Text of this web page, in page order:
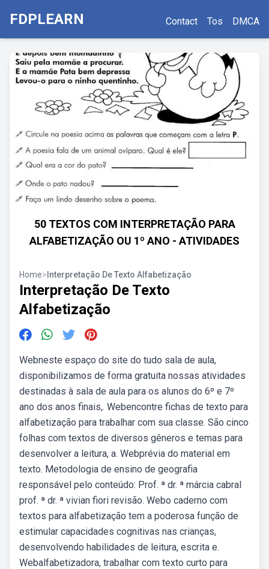
FDPLEARN Contact Tos DMCA
50 TEXTOS COM INTERPRETAÇÃO PARA
ALFABETIZAÇÃO OU 1º ANO - ATIVIDADES
Home> Interpretação De Texto Alfabetização
Interpretação De Texto
Alfabetização
Webneste espaço do site do tudo sala de aula,
disponibilizamos de forma gratuita nossas atividades
destinadas à sala de aula para os alunos do 6º e 7º
ano dos anos finais,. Webencontre fichas de texto para
alfabetização para trabalhar com sua classe. São cinco
folhas com textos de diversos gêneros e temas para
desenvolver a leitura, a. Webprévia do material em
texto. Metodologia de ensino de geografia
responsável pelo conteúdo: Prof. ª dr. ª márcia cabral
prof. ª dr. ª vivian fiori revisão. Webo caderno com
textos para alfabetização tem a poderosa função de
estimular capacidades cognitivas nas crianças,
desenvolvendo habilidades de leitura, escrita e.
Webalfabetizadora, trabalhar com texto curto para